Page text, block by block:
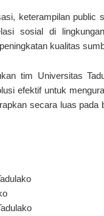
keterampilan public
sosial di
kualitas
tim Universitas
efektif untuk
secara luas